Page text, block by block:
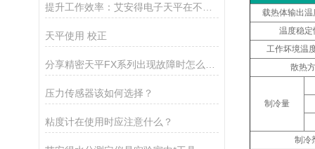
天平使用 校正
压力传感器该如何选择？
粘度计在使用时应注意什么？
载热体输出
温度稳
工作坏境温
散热
制冷量
制冷